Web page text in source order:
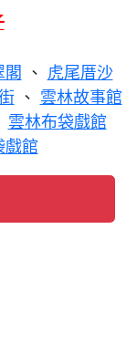
閣 、 虎尾厝沙
、 雲林故事館
雲林布袋戲館
戲館